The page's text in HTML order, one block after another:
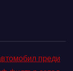
преди